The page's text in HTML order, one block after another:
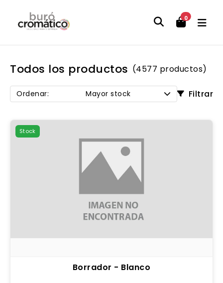
0
Todos los productos (4577 productos)
Ordenar: Mayor stock Filtrar
Stock
Borrador - Blanco